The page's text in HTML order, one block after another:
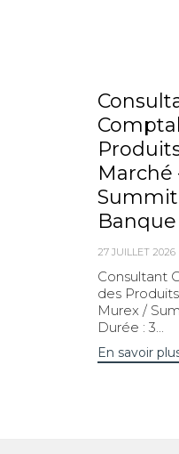
Marché
Summit
Banque
27 JUILLET 2026
Consultant
des
Murex /
Durée : 3...
En savoir